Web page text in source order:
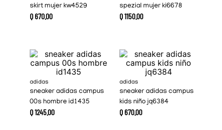
skirt mujer kw4529
Q670.00
spezial mujer ki6678
Q1150.00
adidas
sneaker adidas campus
00s hombre id1435
Q1245.00
adidas
sneaker adidas campus
kids niño jq6384
Q670.00